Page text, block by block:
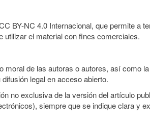
BY-NC 4.0 Internacional, que permite a
utilizar el material con fines comerciales.
moral de las autoras o autores, así como
legal en acceso abierto.
no exclusiva de la versión del artículo
siempre que se indique clara y